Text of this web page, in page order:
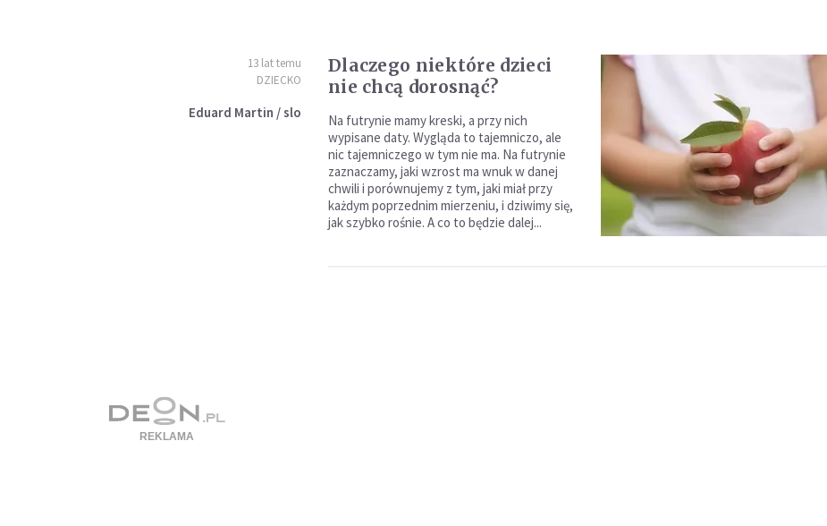
13 lat temu
DZIECKO
Eduard Martin / slo
Dlaczego niektóre dzieci
nie chcą dorosnąć?
Na futrynie mamy kreski, a przy nich
wypisane daty. Wygląda to tajemniczo, ale
nic tajemniczego w tym nie ma. Na futrynie
zaznaczamy, jaki wzrost ma wnuk w danej
chwili i porównujemy z tym, jaki miał przy
każdym poprzednim mierzeniu, i dziwimy się,
jak szybko rośnie. A co to będzie dalej...